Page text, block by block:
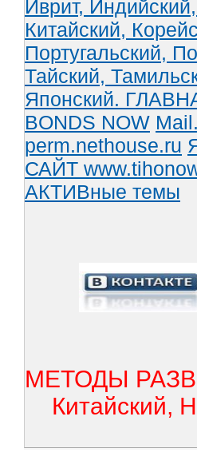
Иврит, Индийский,
Китайский,
Португальский,
Тайский,
Японский.
BONDS NOW
perm.nethouse.ru
САЙТ
АКТИВные темы
МЕТОДЫ
Китайский,